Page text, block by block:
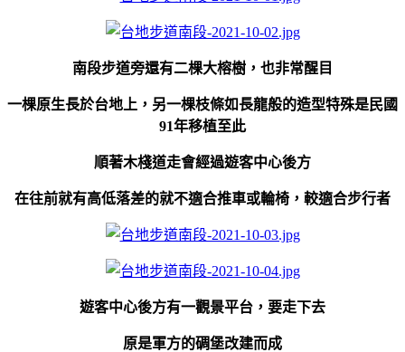
南段步道旁還有二棵大榕樹，也非常醒目
一棵原生長於台地上， 另一棵枝條如長龍般的造型特殊是民國
91年移植至此
順著木棧道走會經過遊客中心後方
在往前就有高低落差的就不適合推車或輪椅，較適合步行者
遊客中心後方有一觀景平台，要走下去
原是軍方的碉堡改建而成